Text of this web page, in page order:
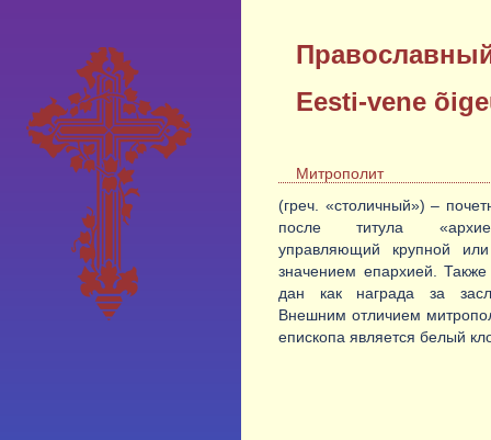
Eesti-vene
Митрополит
(греч. «столичный») –
после титула
управляющий крупной
значением епархией.
дан как награда за
Внешним отличием
епископа является белый